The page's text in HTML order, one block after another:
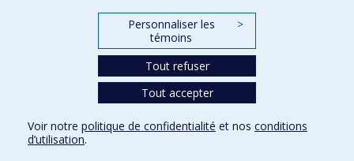
Nos départements et écoles
Conditions d’utilisation
Personnaliser les
témoins
>
Tout refuser
Tout accepter
Voir notre politique de confidentialité et nos conditions
d’utilisation.